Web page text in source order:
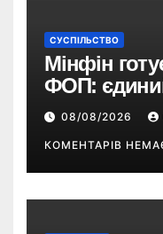
СУСПІЛЬСТВО
Мінфін
ФОП:
ПДВ з 2028
групи
08/08/2026
КОМЕНТАРІВ